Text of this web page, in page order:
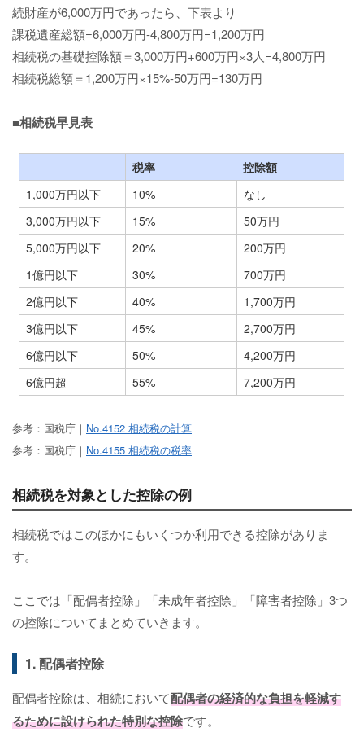
続財産が6,000万円であったら、下表より
課税遺産総額=6,000万円-4,800万円=1,200万円
相続税の基礎控除額＝3,000万円+600万円×3人=4,800万円
相続税総額＝1,200万円×15%-50万円=130万円
■相続税早見表
税率
控除額
1,000万円以下
10%
なし
3,000万円以下
15%
50万円
5,000万円以下
20%
200万円
1億円以下
30%
700万円
2億円以下
40%
1,700万円
3億円以下
45%
2,700万円
6億円以下
50%
4,200万円
6億円超
55% 7,200万円
参考：国税庁｜ No.4152 相続税の計算
参考：国税庁｜ No.4155 相続税の税率
相続税を対象とした控除の例
相続税ではこのほかにもいくつか利用できる控除がありま
す。
ここでは「配偶者控除」「未成年者控除」「障害者控除」3つ
の控除についてまとめていきます。
1. 配偶者控除
配偶者控除は、相続において配偶者の経済的な負担を軽減す
るために設けられた特別な控除です。